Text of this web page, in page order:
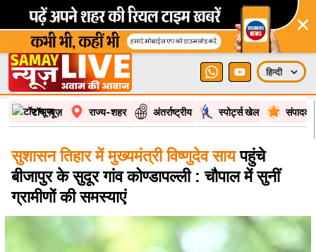
×
टॉप न्यूज़ राज्य-शहर अंतर्राष्ट्रीय स्पोर्ट्स खेल
सुशासन तिहार में मुख्यमंत्री विष्णुदेव सायपहुंचे
बीजापुर के सुदूर गांव कोण्डापल्ली : चौपाल में सुनीं
ग्रामीणों की समस्याएं